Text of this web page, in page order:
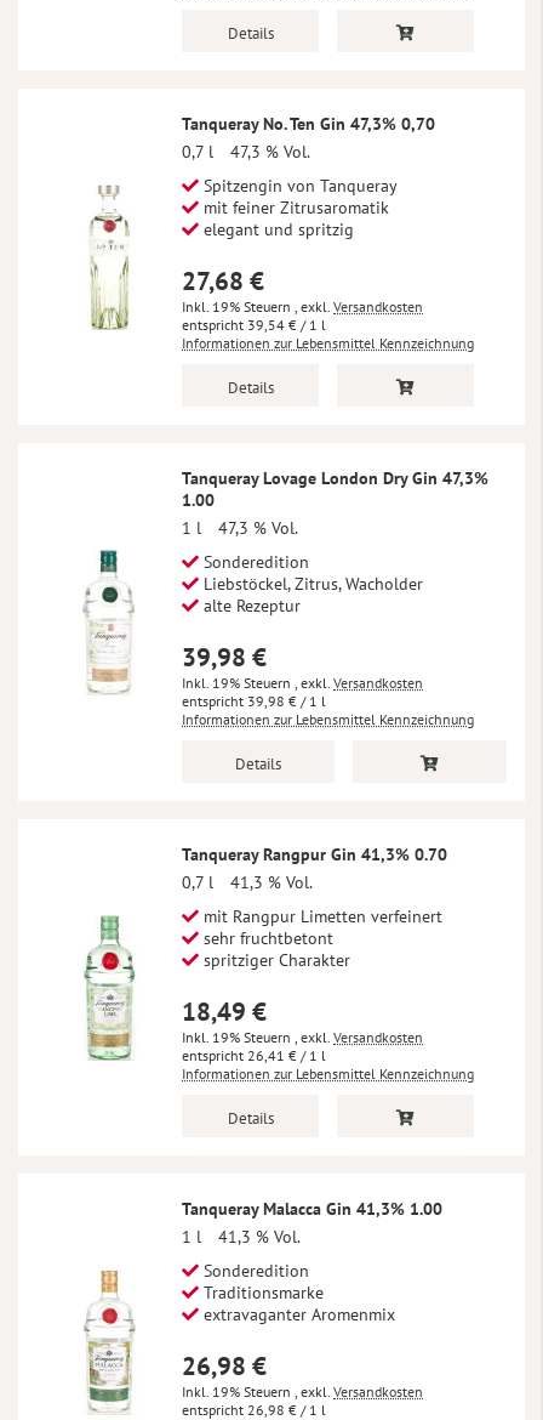
Details
Tanqueray No. Ten Gin 47,3% 0,70
0,7 l
47,3 % Vol.
Spitzengin von Tanqueray
mit feiner Zitrusaromatik
elegant und spritzig
27,68 €
Inkl. 19% Steuern , exkl. Versandkosten
39,54 € / 1 l
Informationen zur Lebensmittel Kennzeichnung
Details
Tanqueray Lovage London Dry Gin 47,3%
1.00
1 l
47,3 % Vol.
Sonderedition
Liebstöckel, Zitrus, Wacholder
alte Rezeptur
39,98 €
Inkl. 19% Steuern , exkl. Versandkosten
39,98 € / 1 l
Informationen zur Lebensmittel Kennzeichnung
Details
Tanqueray Rangpur Gin 41,3% 0.70
0,7 l
41,3 % Vol.
mit Rangpur Limetten verfeinert
sehr fruchtbetont
spritziger Charakter
18,49 €
Inkl. 19% Steuern , exkl. Versandkosten
26,41 € / 1 l
Informationen zur Lebensmittel Kennzeichnung
Details
Tanqueray Malacca Gin 41,3% 1.00
1 l
41,3 % Vol.
Sonderedition
Traditionsmarke
extravaganter Aromenmix
26,98 €
Inkl. 19% Steuern , exkl. Versandkosten
26,98 € / 1 l